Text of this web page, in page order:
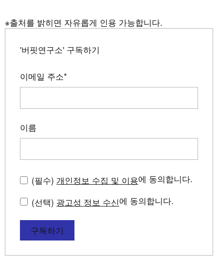
※출처를 밝히면 자유롭게 인용 가능합니다.
'버핏연구소' 구독하기
이메일 주소*
이름
(필수) 개인정보 수집 및 이용에 동의합니다.
(선택) 광고성 정보 수신에 동의합니다.
구독하기